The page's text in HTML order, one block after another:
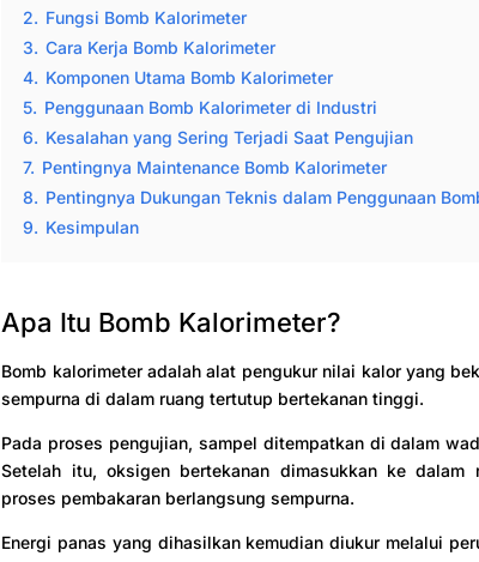
2. Fungsi Bomb Kalorimeter
3. Cara Kerja Bomb Kalorimeter
4. Komponen Utama Bomb Kalorimeter
5. Penggunaan Bomb Kalorimeter di Industri
6. Kesalahan yang Sering Terjadi Saat Pengujian
7. Pentingnya Maintenance Bomb Kalorimeter
8. Pentingnya Dukungan Teknis dalam Penggunaan
9. Kesimpulan
Apa Itu Bomb Kalorimeter?
Bomb kalorimeter adalah alat pengukur nilai kalor yang
sempurna di dalam ruang tertutup bertekanan tinggi.
Pada proses pengujian, sampel ditempatkan di dalam
Setelah itu, oksigen bertekanan dimasukkan ke dalam
proses pembakaran berlangsung sempurna.
Energi panas yang dihasilkan kemudian diukur melalui